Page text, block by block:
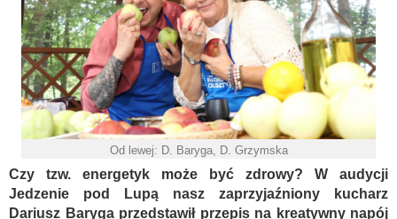
Od lewej: D. Baryga, D. Grzymska
Czy tzw. energetyk może być zdrowy? W audycji
Jedzenie pod Lupą nasz zaprzyjaźniony kucharz
Dariusz Baryga przedstawił przepis na kreatywny napój